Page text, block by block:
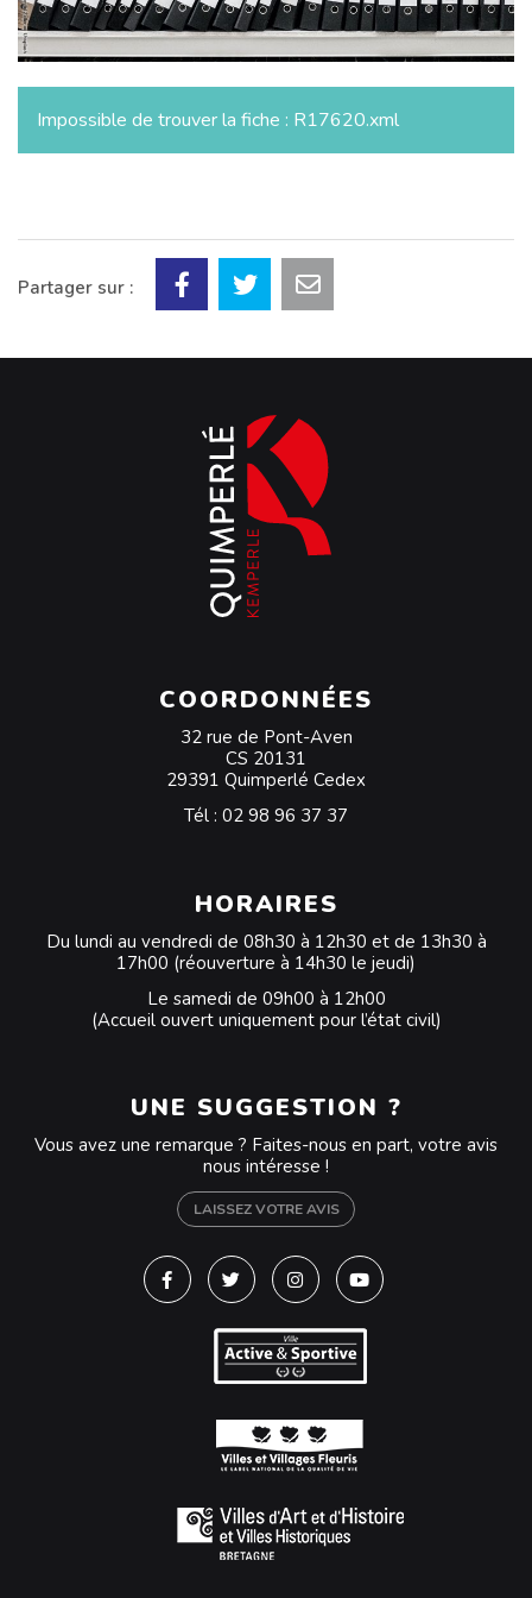
Impossible de trouver la fiche : R17620.xml
Partager sur :
COORDONNÉES
32 rue de Pont-Aven
CS 20131
29391 Quimperlé Cedex
Tél : 02 98 96 37 37
HORAIRES
Du lundi au vendredi de 08h30 à 12h30 et de 13h30 à
17h00 (réouverture à 14h30 le jeudi)
Le samedi de 09h00 à 12h00
(Accueil ouvert uniquement pour l’état civil)
UNE SUGGESTION ?
Vous avez une remarque ? Faites-nous en part, votre avis
nous intéresse !
LAISSEZ VOTRE AVIS
Lien vers le compte Facebook
Lien vers le compte Twitter
Lien vers le compte
Lien vers la chaîne